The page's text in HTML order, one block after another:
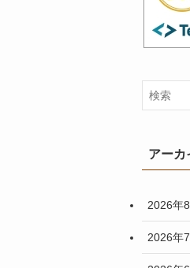
アーカ
2026年
2026年